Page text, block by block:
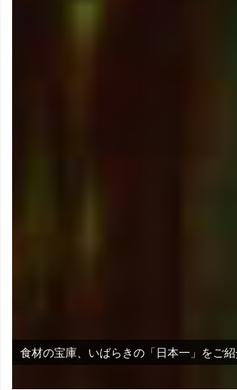
食材の宝庫、いばらきの「日本一」をご紹